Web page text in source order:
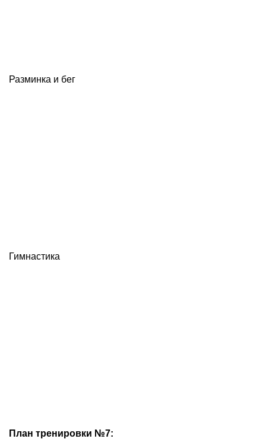
Разминка и бег
Гимнастика
План тренировки №7: